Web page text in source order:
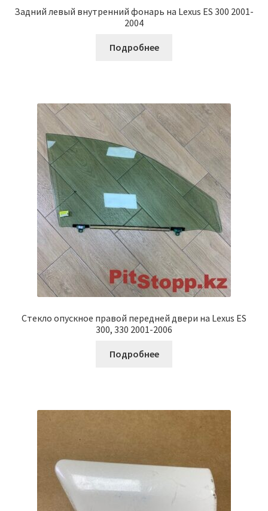
Задний левый внутренний фонарь на Lexus ES 300 2001-
2004
Подробнее
Стекло опускное правой передней двери на Lexus ES
300, 330 2001-2006
Подробнее